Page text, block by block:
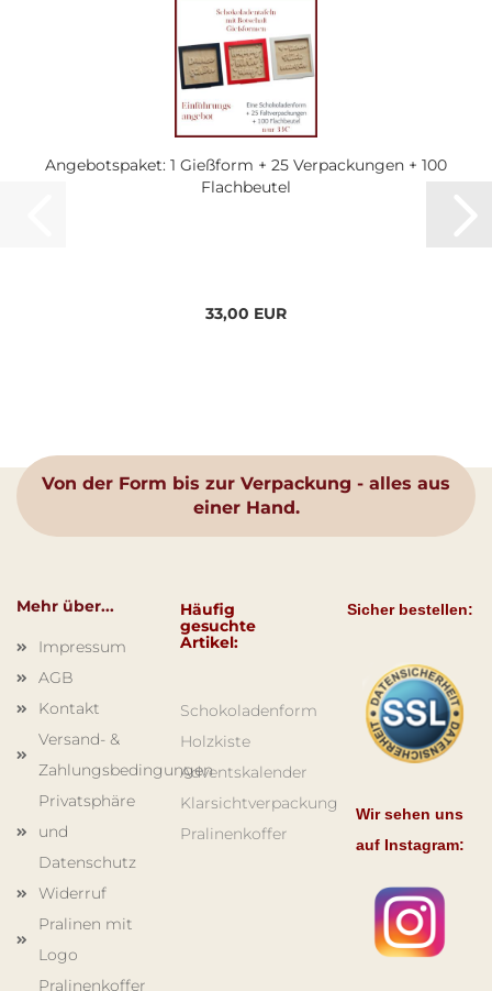
Angebotspaket: 1 Gießform + 25 Verpackungen + 100
Flachbeutel
33,00 EUR
Von der Form bis zur Verpackung - alles aus
einer Hand.
Mehr über...
Impressum
AGB
Kontakt
Versand- &
Zahlungsbedingungen
Privatsphäre
und
Datenschutz
Widerruf
Pralinen mit
Logo
Pralinenkoffer
Häufig
gesuchte
Artikel:
Schokoladenform
Holzkiste
Adventskalender
Klarsichtverpackung
Pralinenkoffer
Sicher bestellen:
Wir sehen uns
auf Instagram: